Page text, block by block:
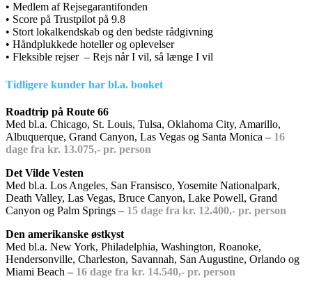
• Medlem af Rejsegarantifonden
• Score på Trustpilot på 9.8
• Stort lokalkendskab og den bedste rådgivning
• Håndplukkede hoteller og oplevelser
• Fleksible rejser – Rejs når I vil, så længe I vil
Tidligere kunder har bl.a. booket
Roadtrip på Route 66
Med bl.a. Chicago, St. Louis, Tulsa, Oklahoma City, Amarillo,
Albuquerque, Grand Canyon, Las Vegas og Santa Monica – 16
dage fra kr. 13.075,- pr. person
Det Vilde Vesten
Med bl.a. Los Angeles, San Fransisco, Yosemite Nationalpark,
Death Valley, Las Vegas, Bruce Canyon, Lake Powell, Grand
Canyon og Palm Springs – 15 dage fra kr. 12.400,- pr. person
Den amerikanske østkyst
Med bl.a. New York, Philadelphia, Washington, Roanoke,
Hendersonville, Charleston, Savannah, San Augustine, Orlando og
Miami Beach – 16 dage fra kr. 14.540,- pr. person